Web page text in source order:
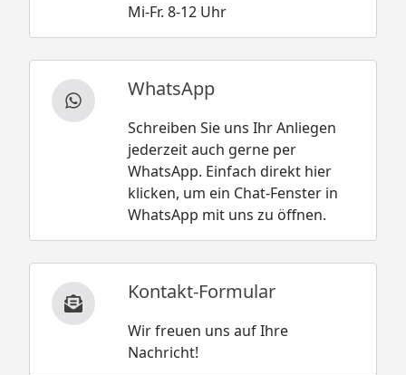
Mi-Fr. 8-12 Uhr
WhatsApp
Schreiben Sie uns Ihr Anliegen
jederzeit auch gerne per
WhatsApp. Einfach direkt hier
klicken, um ein Chat-Fenster in
WhatsApp mit uns zu öffnen.
Kontakt-Formular
Wir freuen uns auf Ihre
Nachricht!